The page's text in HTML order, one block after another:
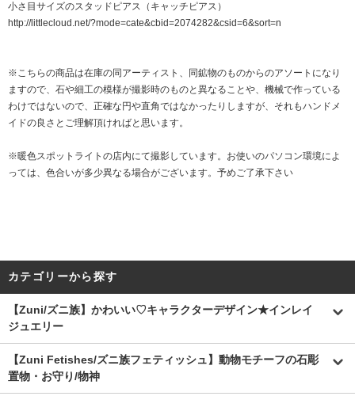
小さ目サイズのスタッドピアス（キャッチピアス）
http://littlecloud.net/?mode=cate&cbid=2074282&csid=6&sort=n
※こちらの商品は在庫の同アーティスト、同鉱物のものからのアソートになり
ますので、石や細工の模様が撮影時のものと異なることや、機械で作っている
わけではないので、正確な円や直角ではなかったりしますが、それもハンドメ
イドの良さとご理解頂ければと思います。
※暖色スポットライトの店内にて撮影しています。お使いのパソコン環境によ
っては、色合いが多少異なる場合がございます。予めご了承下さい
カテゴリーから探す
【Zuni/ズニ族】かわいい♡キャラクターデザイン★インレイ
ジュエリー
【Zuni Fetishes/ズニ族フェティッシュ】動物モチーフの石彫
置物・お守り/物神